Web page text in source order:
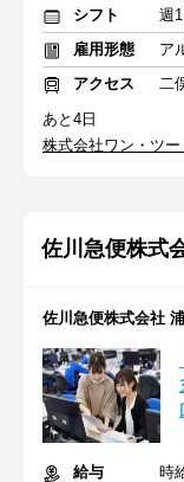
シフト
雇用形態
ア
アクセス
二
あと4日
株式会社ワン・ツ
佐川急便株式
佐川急便株式会社
給与
時